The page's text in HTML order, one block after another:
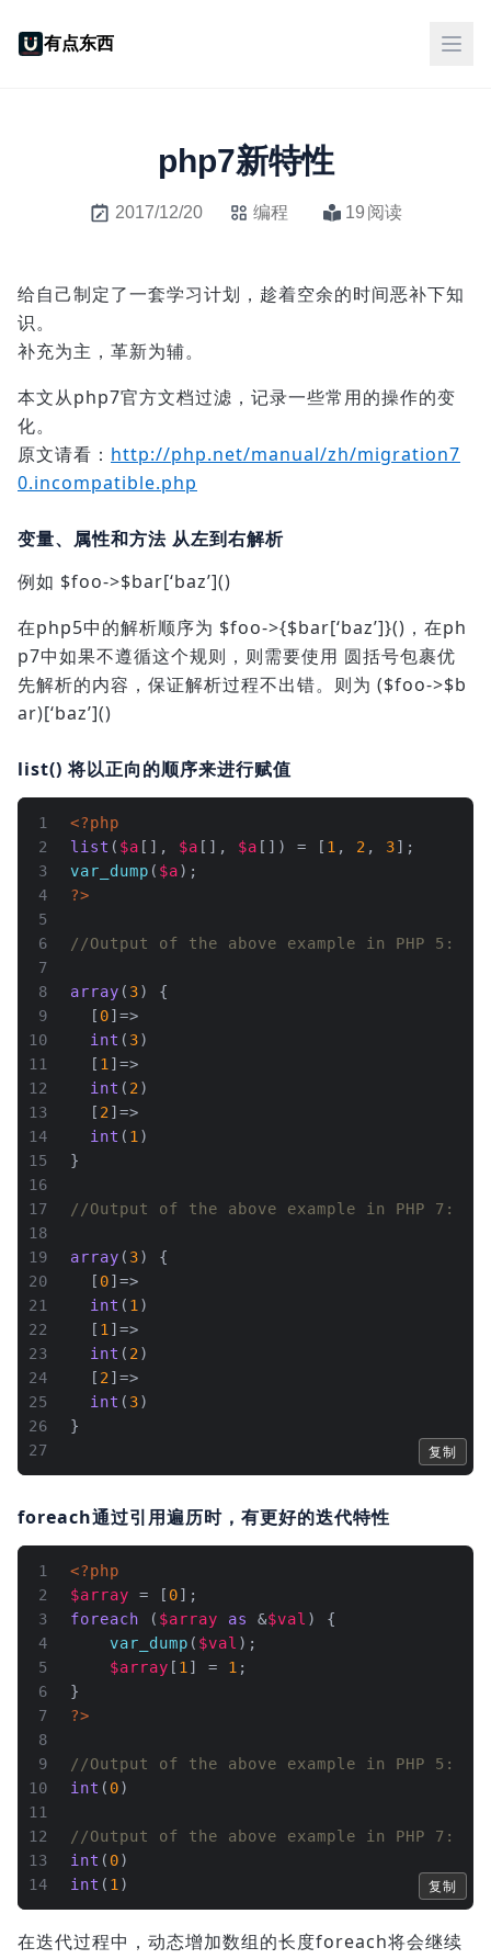
有点东西
php7新特性
2017/12/20 编程 19 阅读
给自己制定了一套学习计划，趁着空余的时间恶补下知
识。
补充为主，革新为辅。
本文从php7官方文档过滤，记录一些常用的操作的变
化。
原文请看： http://php.net/manual/zh/migration7
0.incompatible.php
变量、属性和方法 从左到右解析
例如 $foo->$bar[‘baz’]()
在php5中的解析顺序为 $foo->{$bar[‘baz’]}()，在ph
p7中如果不遵循这个规则，则需要使用 圆括号包裹优
先解析的内容，保证解析过程不出错。则为 ($foo->$b
ar)[‘baz’]()
list() 将以正向的顺序来进行赋值
1
2
3
4
5
6
7
8
9
10
11
12
13
14
15
16
17
18
19
20
21
22
23
24
25
26
27
<?php
list ( $a [], $a [], $a []) = [ 1 , 2 , 3];
var_dump ( $a);
?>
//Output of the above example in PHP 5:
array ( 3) {
  [
0]=>
int ( 3)
  [
1 ]=>
int ( 2 )
  [
2 ]=>
int ( 1 )
}
//Output of the above example in PHP 7:
array ( 3) {
  [
0]=>
int ( 1 )
  [
1 ]=>
int ( 2 )
  [
2 ]=>
int ( 3)
}
复制
foreach通过引用遍历时，有更好的迭代特性
1
2
3
4
5
6
7
8
9
10
11
12
13
14
<?php
$array = [ 0];
foreach ( $array as &$val ) {
var_dump ( $val );
$array [ 1 ] = 1 ;
}
?>
//Output of the above example in PHP 5:
int ( 0)
//Output of the above example in PHP 7:
int ( 0)
int ( 1 ) 复制
在迭代过程中，动态增加数组的长度foreach将会继续